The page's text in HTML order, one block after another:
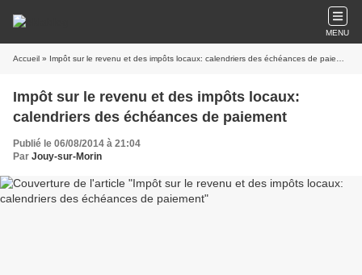
MENU
Accueil » Impôt sur le revenu et des impôts locaux: calendriers des échéances de paiement
Impôt sur le revenu et des impôts locaux:
calendriers des échéances de paiement
Publié le 06/08/2014 à 21:04
Par Jouy-sur-Morin